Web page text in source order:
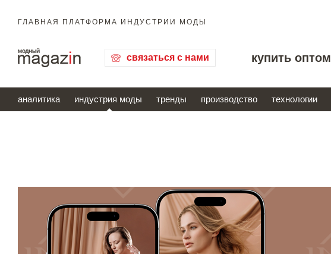
ГЛАВНАЯ ПЛАТФОРМА ИНДУСТРИИ МОДЫ
связаться с нами купить оптом
аналитика индустрия моды тренды производство технологии